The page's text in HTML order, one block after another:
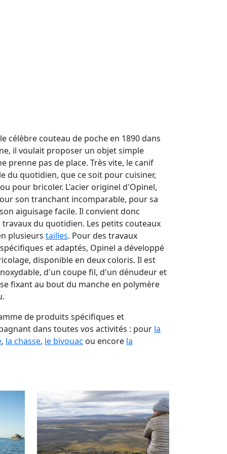
célèbre couteau de poche en 1890 dans
il voulait proposer un objet simple
prenne pas de place. Très vite, le canif
du quotidien, que ce soit pour cuisiner,
pour bricoler. L'acier originel d'Opinel,
son tranchant incomparable, pour sa
aiguisage facile. Il convient donc
du quotidien. Les petits couteaux
plusieurs tailles. Pour des travaux
et adaptés, Opinel a développé
disponible en deux coloris. Il est
d'un coupe fil, d'un dénudeur et
fixant au bout du manche en polymère
de produits spécifiques et
dans toutes vos activités : pour la
, la chasse, le bivouac ou encore la